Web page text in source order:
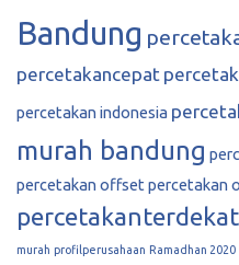
Bandung
percetakancepat
percetakan indonesia
murah bandung
percetakan offset percetakan
percetakanterdekat
murah profilperusahaan Ramadhan 2020